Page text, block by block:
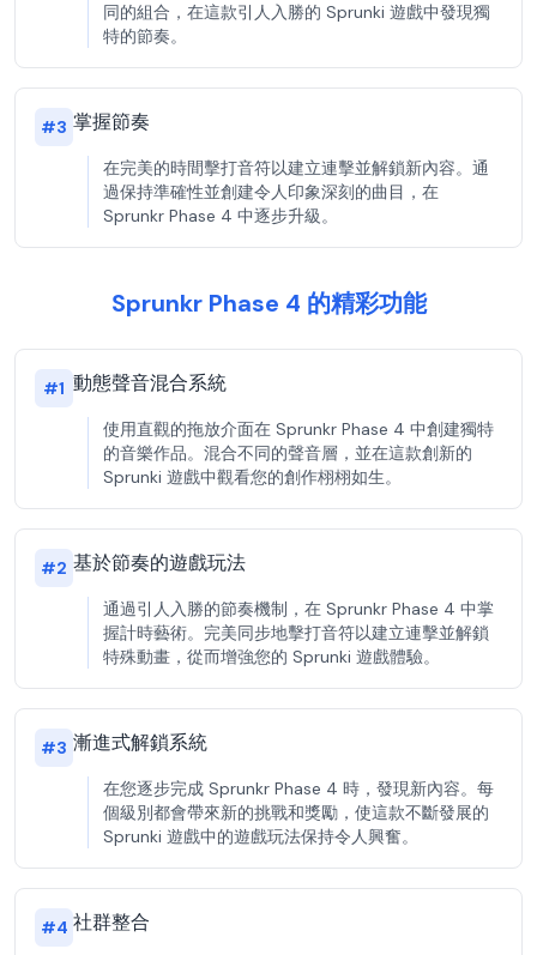
同的組合，在這款引人入勝的 Sprunki 遊戲中發現獨
特的節奏。
#3 掌握節奏
在完美的時間擊打音符以建立連擊並解鎖新內容。通
過保持準確性並創建令人印象深刻的曲目，在
Sprunkr Phase 4 中逐步升級。
Sprunkr Phase 4 的精彩功能
#1 動態聲音混合系統
使用直觀的拖放介面在 Sprunkr Phase 4 中創建獨特
的音樂作品。混合不同的聲音層，並在這款創新的
Sprunki 遊戲中觀看您的創作栩栩如生。
#2 基於節奏的遊戲玩法
通過引人入勝的節奏機制，在 Sprunkr Phase 4 中掌
握計時藝術。完美同步地擊打音符以建立連擊並解鎖
特殊動畫，從而增強您的 Sprunki 遊戲體驗。
#3 漸進式解鎖系統
在您逐步完成 Sprunkr Phase 4 時，發現新內容。每
個級別都會帶來新的挑戰和獎勵，使這款不斷發展的
Sprunki 遊戲中的遊戲玩法保持令人興奮。
#4 社群整合